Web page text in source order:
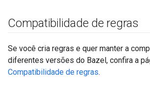
Compatibilidade de regras
Se você cria regras e quer manter a
diferentes versões do Bazel, confira a
Compatibilidade de regras.